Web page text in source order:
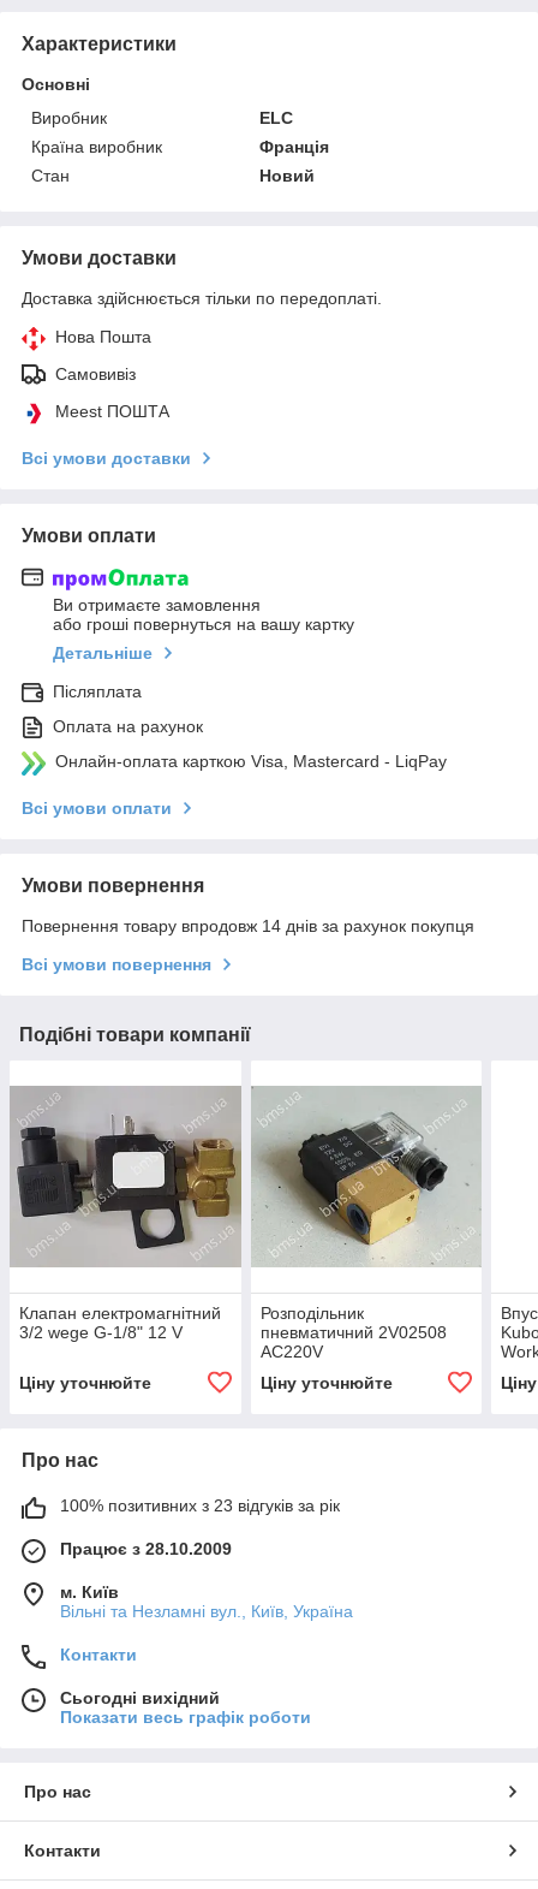
Характеристики
Основні
Виробник
ELC
Країна виробник
Франція
Стан
Новий
Умови доставки
Доставка здійснюється тільки по передоплаті.
Нова Пошта
Самовивіз
Meest ПОШТА
Всі умови доставки
Умови оплати
Ви отримаєте замовлення
або гроші повернуться на вашу картку
Детальніше
Післяплата
Оплата на рахунок
Онлайн-оплата карткою Visa, Mastercard - LiqPay
Всі умови оплати
Умови повернення
Повернення товару впродовж 14 днів за рахунок покупця
Всі умови повернення
Подібні товари компанії
Клапан електромагнітний
3/2 wege G-1/8" 12 V
Ціну уточнюйте
Розподільник
пневматичний 2V02508
AC220V
Ціну уточнюйте
Про нас
100% позитивних з 23 відгуків за рік
Працює з 28.10.2009
м. Київ
Вільні та Незламні вул., Київ, Україна
Контакти
Сьогодні вихідний
Показати весь графік роботи
Про нас
Контакти